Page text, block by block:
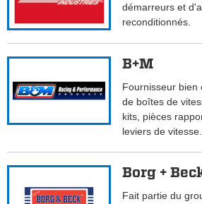
démarreurs et
reconditionnés.
B+M
Fournisseur bien
de boîtes de
kits, pièces
leviers de vitesse.
Borg +
Fait partie du